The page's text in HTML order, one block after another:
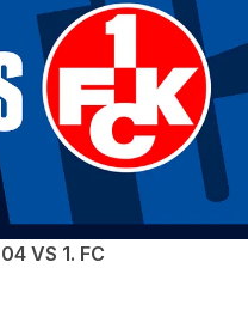
VS 1. FC